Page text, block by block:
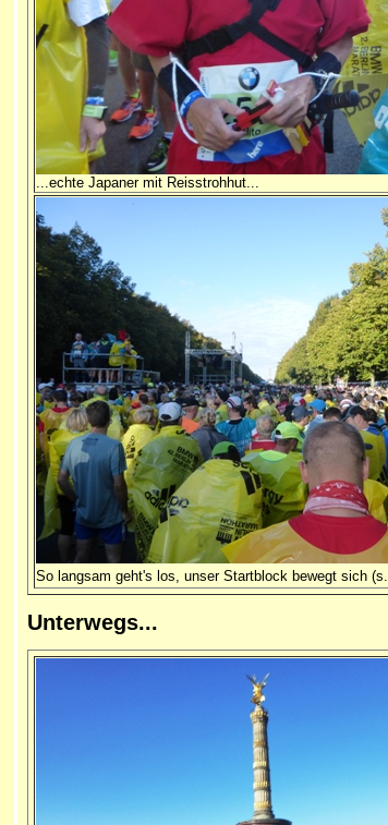
...echte Japaner mit Reisstrohhut...
So langsam geht's los, unser Startblock bewegt sich (s.
Unterwegs...